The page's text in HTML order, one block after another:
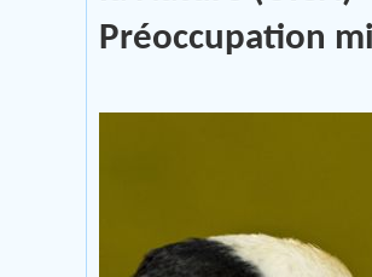
Préoccupation